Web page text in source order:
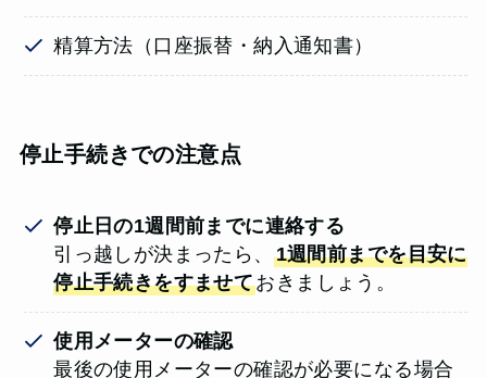
精算方法（口座振替・納入通知書）
停止手続きでの注意点
停止日の1週間前までに連絡する
引っ越しが決まったら、 1週間前までを目安に
停止手続きをすませておきましょう。
使用メーターの確認
最後の使用メーターの確認が必要になる場合